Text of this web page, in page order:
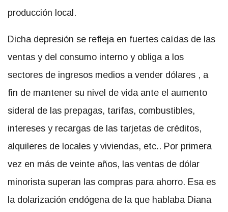
producción local.
Dicha depresión se refleja en fuertes caídas de las
ventas y del consumo interno y obliga a los
sectores de ingresos medios a vender dólares , a
fin de mantener su nivel de vida ante el aumento
sideral de las prepagas, tarifas, combustibles,
intereses y recargas de las tarjetas de créditos,
alquileres de locales y viviendas, etc.. Por primera
vez en más de veinte años, las ventas de dólar
minorista superan las compras para ahorro. Esa es
la dolarización endógena de la que hablaba Diana